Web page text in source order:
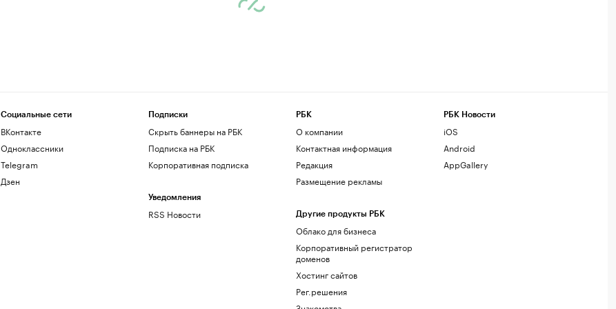
Социальные сети
ВКонтакте
Одноклассники
Telegram
Дзен
Подписки
Скрыть баннеры на РБК
Подписка на РБК
Корпоративная подписка
Уведомления
RSS Новости
РБК
О компании
Контактная информация
Редакция
Размещение рекламы
Другие продукты РБК
Облако для бизнеса
Корпоративный регистратор
доменов
Хостинг сайтов
Рег.решения
РБК Новости
iOS
Android
AppGallery